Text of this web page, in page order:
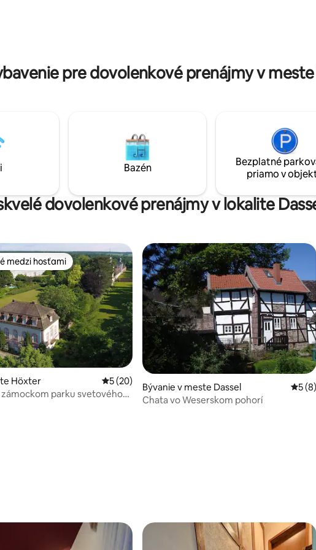
pre dovolenkové prenájmy v meste
Bazén
Bezplatné
priamo v
dovolenkové prenájmy v lokalite
4,83 z 5, počet hodnotení: 12
medzi hosťami
medzi hosťami
Höxter Priemerné ohodnotenie 5 z 5, počet hodnotení: 20
5 (20)
zámockom parku svetového
Bývanie v meste Dassel
5 (8)
Chata vo Weserskom pohorí